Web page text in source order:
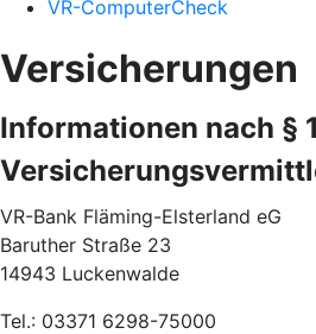
VR-ComputerCheck
Versicherungen
Informationen nach §
VR-Bank Fläming-Elsterland eG
Baruther Straße 23
14943 Luckenwalde
Tel.: 03371 6298-75000